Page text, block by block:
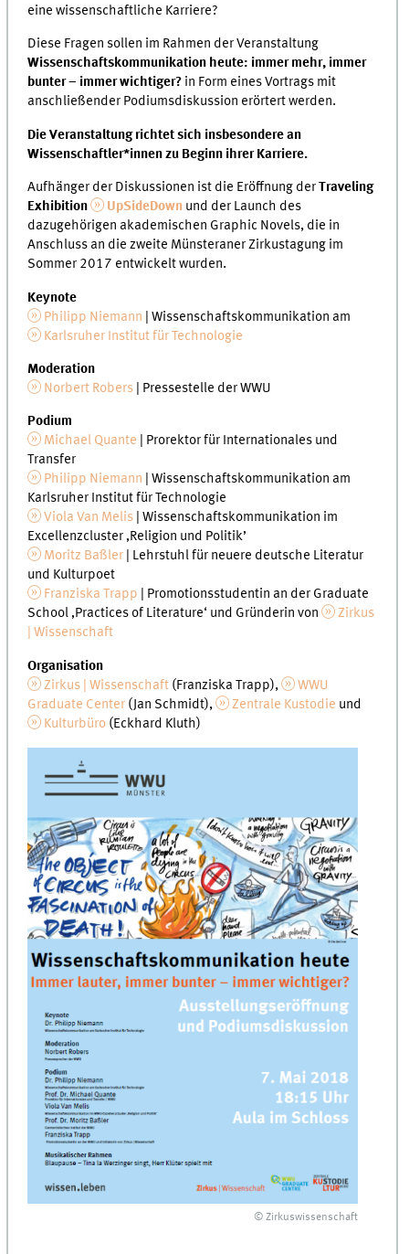
eine wissenschaftliche Karriere?
Diese Fragen sollen im Rahmen der Veranstaltung
Wissenschaftskommunikation heute: immer mehr, immer
bunter – immer wichtiger? in Form eines Vortrags mit
anschließender Podiumsdiskussion erörtert werden.
Die Veranstaltung richtet sich insbesondere an
Wissenschaftler*innen zu Beginn ihrer Karriere.
Aufhänger der Diskussionen ist die Eröffnung derTraveling
Exhibition
UpSideDown und der Launch des
dazugehörigen akademischen Graphic Novels, die in
Anschluss an die zweite Münsteraner Zirkustagung im
Sommer 2017 entwickelt wurden.
Keynote
Philipp Niemann | Wissenschaftskommunikation am
Karlsruher Institut für Technologie
Moderation
Norbert Robers | Pressestelle der WWU
Podium
Michael Quante | Prorektor für Internationales und
Transfer
Philipp Niemann | Wissenschaftskommunikation am
Karlsruher Institut für Technologie
Viola Van Melis | Wissenschaftskommunikation im
Excellenzcluster ‚Religion und Politik’
Moritz Baßler | Lehrstuhl für neuere deutsche Literatur
und Kulturpoet
Franziska Trapp | Promotionsstudentin an der Graduate
School ‚Practices of Literature‘ und Gründerin von
Zirkus
| Wissenschaft
Organisation
Zirkus | Wissenschaft (Franziska Trapp),
WWU
Graduate Center (Jan Schmidt), Zentrale Kustodie und
Kulturbüro (Eckhard Kluth)
© Zirkuswissenschaft